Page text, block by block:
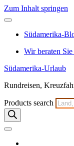
Zum Inhalt springen
Südamerika-
Wir beraten
Südamerika-Urlaub
Rundreisen,
Products search